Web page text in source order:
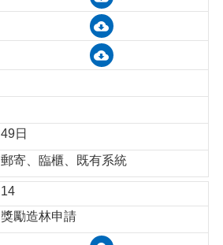
49日
郵寄、臨櫃、既有系統
14
獎勵造林申請